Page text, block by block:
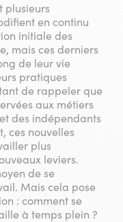
plusieurs
en continu
initiale des
mais ces derniers
de leur vie
pratiques
de rappeler que
aux métiers
des indépendants
ces nouvelles
plus
leviers.
de se
Mais cela pose
: comment se
à temps plein ?